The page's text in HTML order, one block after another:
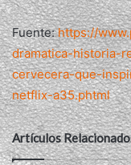
Fuente:https://
dramatica-historia-
cervecera-que-
netflix-a35.phtml
Artículos